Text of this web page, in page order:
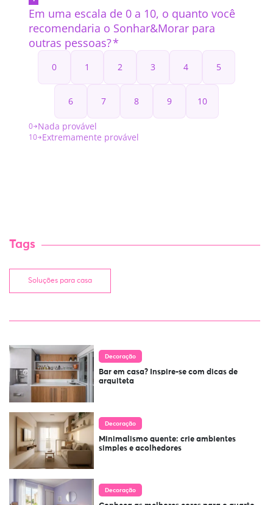
Tags
Soluções para casa
Decoração
Bar em casa? Inspire-se com dicas de
arquiteta
Decoração
Minimalismo quente: crie ambientes
simples e acolhedores
Decoração